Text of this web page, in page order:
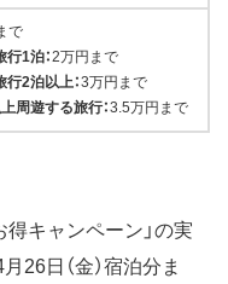
で
1泊：2万円まで
2泊以上：3万円まで
周遊する旅行：3.5万円まで
キャンペーン」の実
26日（金）宿泊分ま